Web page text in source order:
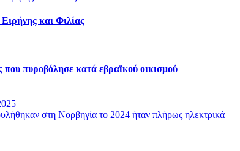
και Φιλίας
πυροβόλησε κατά εβραϊκού οικισμού
στη Νορβηγία το 2024 ήταν πλήρως ηλεκτρικά